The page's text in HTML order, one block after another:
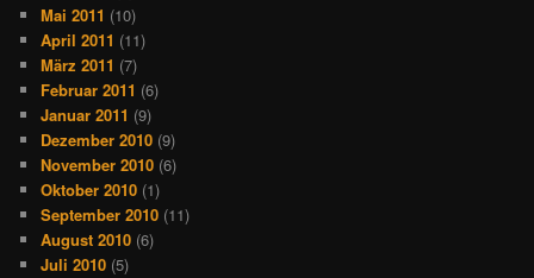
Mai 2011 (10)
April 2011 (11)
März 2011 (7)
Februar 2011 (6)
Januar 2011 (9)
Dezember 2010 (9)
November 2010 (6)
Oktober 2010 (1)
September 2010 (11)
August 2010 (6)
Juli 2010 (5)